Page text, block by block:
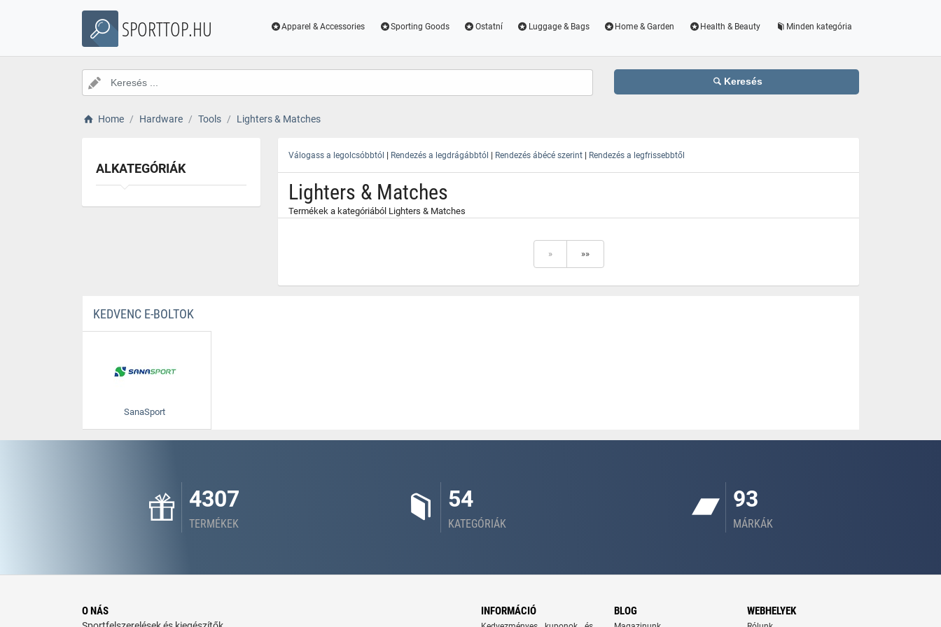
SPORTTOP.HU Apparel & Accessories Sporting Goods Ostatní Luggage & Bags Home & Garden Health & Beauty Minden kategória
Keresés
Home Hardware Tools Lighters & Matches
ALKATEGÓRIÁK
Válogass a legolcsóbbtól | Rendezés a legdrágábbtól | Rendezés ábécé szerint | Rendezés a legfrissebbtől
Lighters & Matches
Termékek a kategóriából Lighters & Matches
» »»
KEDVENC E-BOLTOK
SanaSport
4307
TERMÉKEK
54
KATEGÓRIÁK
93
MÁRKÁK
O NÁS INFORMÁCIÓ BLOG WEBHELYEK